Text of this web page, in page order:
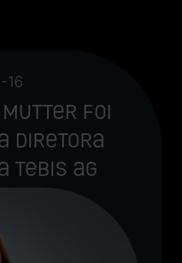
16
Mutter foi
Diretora
Tebis AG